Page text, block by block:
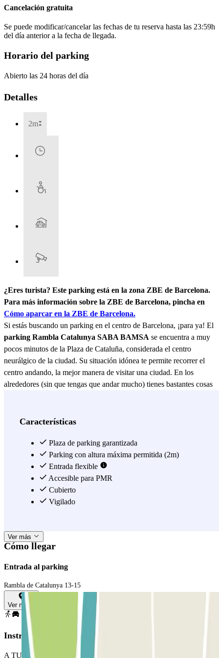
Cancelación gratuita
Se puede modificar/cancelar las fechas de tu reserva hasta las 23:59h
del día anterior a la fecha de llegada.
Horario del parking
Abierto las 24 horas del día
Detalles
2m
¿Eres turista? Este parking está en la zona ZBE de Barcelona.
Para más información sobre la ZBE de Barcelona, pincha en
Cómo aparcar en la ZBE de Barcelona.
Si estás buscando un parking en el centro de Barcelona, ¡para ya! El
parking Rambla Catalunya SABA BAMSA se encuentra a muy
pocos minutos de la Plaza de Cataluña, considerada el centro
neurálgico de la ciudad. Su situación idónea te permite recorrer el
centro andando, la mejor manera de visitar una ciudad. En los
alrededores (sin que tengas que andar mucho) tienes bastantes cosas
gustos con las que vas a aprovechar tu tiempo en Barcelona al
10 minutos tienes la Casa Milá; y sólo a 5 minutos más todo el casco
antiguo: la Catedral de Santa Eulalia, la Plaça de Sant Jaume,
MUHBA Temple d'August, el Museo de Historia, la Basílica de
Santa María del Pi, el Barrio Gótico… ¡y muchos lugares más que
tienes que comprobar por ti mismo! Cuando ya no puedas más y
estés cansado de andar, no te rindas y usa el metro. Tienes la parada
Ver más
Características
Plaza de parking garantizada
Parking con altura máxima permitida (2m)
Entrada flexible
Accesible para PMR
Cubierto
Vigilado
Cómo llegar
Entrada al parking
Rambla de Catalunya 13-15
Ver mapa
Instrucciones
A TU LLEGADA: Detente frente a la barrera. El lector de